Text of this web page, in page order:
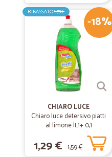
-18%
RIBASSATO1,79€
CHIARO LUCE
Chiaro luce detersivo piatti
al limone lt.1+ 0,1
1,29 € 1,59 €